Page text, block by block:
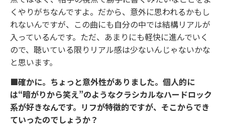
くやりがちなんですよ。だから、意外に思われるかもし
れないんですが、この曲にも自分の中では結構リアルが
入っているんです。ただ、あまりにも軽快に進んでいく
ので、聴いている限りリアル感は少ないんじゃないかな
と思います。
■確かに。ちょっと意外性がありました。個人的に
は“暗がりから笑え”のようなクラシカルなハードロック
系が好きなんです。リフが特徴的ですが、そこからでき
ていったのでしょうか？